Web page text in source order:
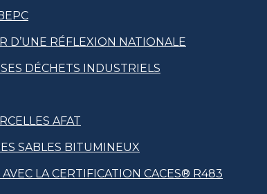
D’UNE RÉFLEXION NATIONALE
DÉCHETS INDUSTRIELS
AFAT
SABLES BITUMINEUX
LA CERTIFICATION CACES® R483